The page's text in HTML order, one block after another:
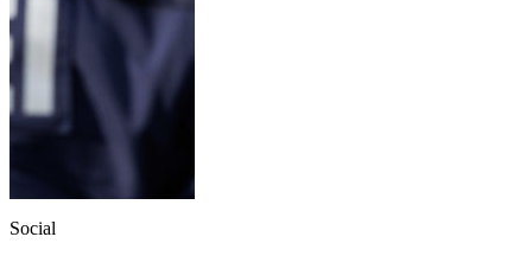
Social